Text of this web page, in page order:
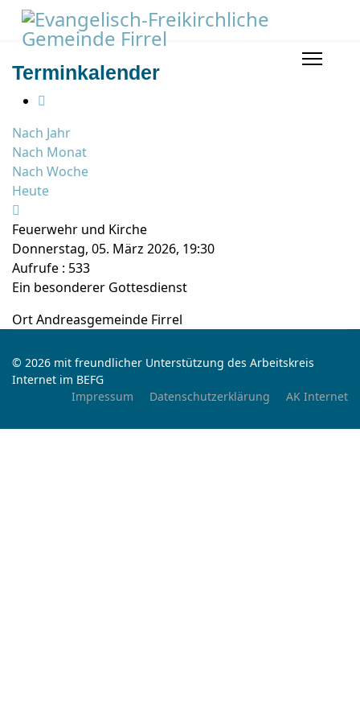
Terminkalender
Nach Jahr
Nach Monat
Nach Woche
Heute
Feuerwehr und Kirche
Donnerstag, 05. März 2026, 19:30
Aufrufe : 533
Ein besonderer Gottesdienst
OrtAndreasgemeinde Firrel
© 2026 mit freundlicher Unterstützung des Arbeitskreis
Internet im BEFG
Impressum
Datenschutzerklärung AK Internet